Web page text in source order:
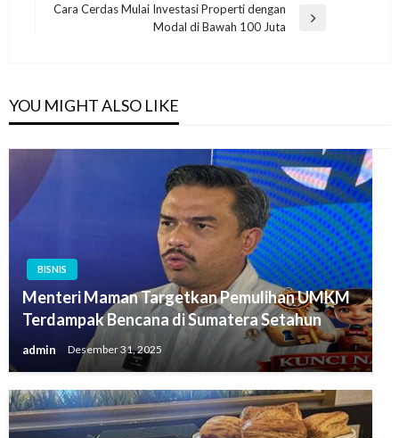
Cara Cerdas Mulai Investasi Properti dengan
Modal di Bawah 100 Juta
YOU MIGHT ALSO LIKE
BISNIS
Menteri Maman Targetkan Pemulihan UMKM
Terdampak Bencana di Sumatera Setahun
admin Desember 31, 2025